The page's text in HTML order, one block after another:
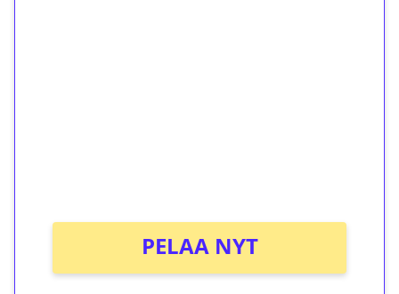
PELAA NYT